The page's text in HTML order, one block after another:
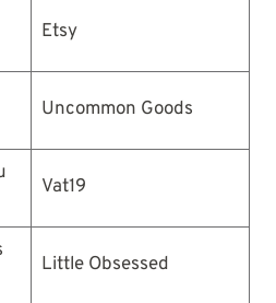
Etsy
Uncommon Goods
Vat19
Little Obsessed